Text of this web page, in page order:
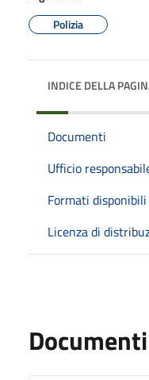
Polizia
INDICE DELLA
Documenti
Ufficio
Formati disponibili
Licenza di
Documenti